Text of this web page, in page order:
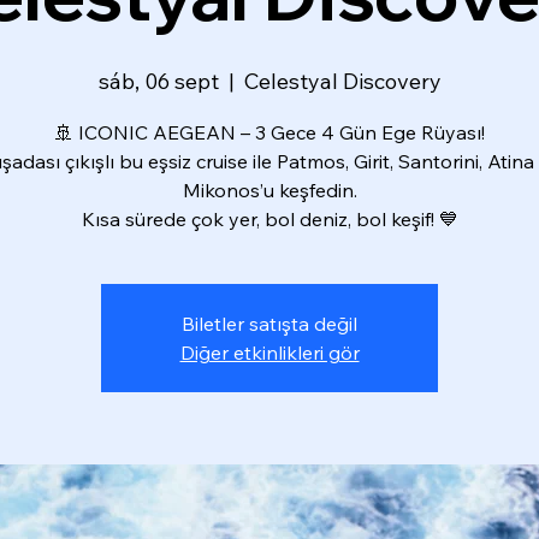
sáb, 06 sept
  |
Celestyal Discovery
🚢 ICONIC AEGEAN – 3 Gece 4 Gün Ege Rüyası!
çıkışlı bu eşsiz cruise ile Patmos, Girit, Santorini,
Mikonos’u keşfedin.
Kısa sürede çok yer, bol deniz, bol keşif! 💙
Biletler satışta değil
Diğer etkinlikleri gör